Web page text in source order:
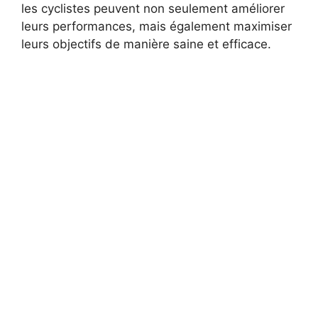
les cyclistes peuvent non seulement améliorer
leurs performances, mais également maximiser
leurs objectifs de manière saine et efficace.